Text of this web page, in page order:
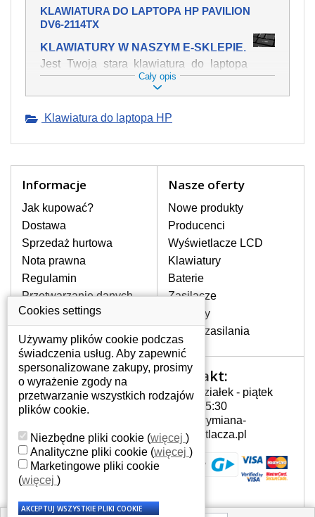
KLAWIATURA DO LAPTOPA HP PAVILION
DV6-2114TX
KLAWIATURY W NASZYM E-SKLEPIE.
Jest Twoja stara klawiatura do laptopa
HP Pavilion dv6-2114tx mechanicznie
uszkodzona, polałeś ją płynem, który
swojej pozycji? Kup nową klawiaturę,
Oferujemy oryginalne klawiatury w
stronie internetowej ją znajdziesz za
pomocy wyszukiwarki. Wystarczy znać
model laptopa. Przy każdej klawiaturze
nie może brakować szczególowe zdjęcie
do aktualnego stanu naszego magazynu.
W JAKI SPOSÓB MOŻE SIĘ
PRZEJAWIAĆ USTERKA
Częstymi objawami są pomijanie liter
czy wyświetlanie innych liter oraz
dublowanie tych samych znaków. W
przypadku podlicia klawisze nie
powrócą do pierwotnej pozycji. Albo
też uszkodzenie mechaniczne, np.
JAK TO DZIAŁA?
Klawiatura składa się z kilku
warstw folii, z których przewodzą
przewodzące warstwy.
Cały opis
Klawiatura do laptopa HP
Informacje
Jak kupować?
Dostawa
Sprzedaż hurtowa
Nota prawna
Regulamin
Przetwarzanie danych
osobowych
Gdzie nas znajdziesz
Nasze oferty
Nowe produkty
Producenci
Wyświetlacze LCD
Klawiatury
Baterie
Zasilacze
Zawiasy
Złącza zasilania
Twoje konto
Twoje konto
Dane osobowe
Adresy
Historia zamówień
Kontakt:
Poniedziałek - piątek
7:00 - 15:30
info@wymiana-
wyswietlacza.pl
Cookies settings
Używamy plików cookie podczas
świadczenia usług. Aby zapewnić
spersonalizowane zakupy, prosimy
o wyrażenie zgody na
przetwarzanie wszystkich rodzajów
plików cookie.
Niezbędne pliki cookie (więcej )
Analityczne pliki cookie (więcej )
Marketingowe pliki cookie
(więcej )